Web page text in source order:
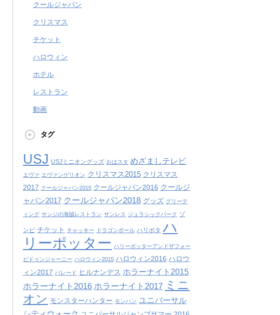
クールジャパン
クリスマス
チケット
ハロウィン
ホテル
レストラン
動画
タグ
USJ USJミニオングッズ おはスタ めざましテレビ
エヴァ エヴァンゲリオン クリスマス2015 クリスマス
2017 クールジャパン2015 クールジャパン2016 クールジ
ャパン2017 クールジャパン2018 グッズ グリーテ
ィング サンジの海賊レストラン サンレス ジュラシックパーク ゾ
ンビ チケット チャッキー ドラゴンボール ハリポタ ハ
リーポッター ハリーポッターアンドザフォー
ビドゥンジャーニー ハロウィン2015 ハロウィン2016 ハロウ
ィン2017 パレード ヒルナンデス ホラーナイト2015
ホラーナイト2016 ホラーナイト2017 ミニ
オン モンスターハンター モンハン ユニバーサル